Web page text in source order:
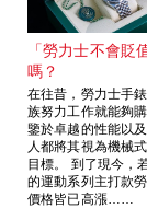
「勞力士不會貶
嗎？
在往昔，勞力士手
族努力工作就能夠
鑒於卓越的性能以
人都將其視為機械
目標。 到了現今，
的運動系列主打款
價格皆已高漲……